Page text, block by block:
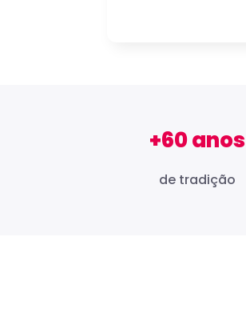
+60 anos
de tradição